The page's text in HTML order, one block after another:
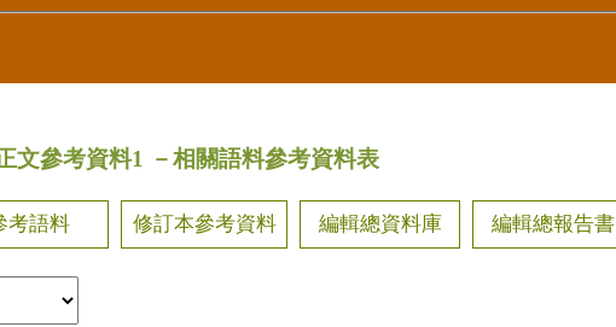
文參考資料1 －相關語料參考資料表
考語料 修訂本參考資料 編輯總資料庫 編輯總報告書